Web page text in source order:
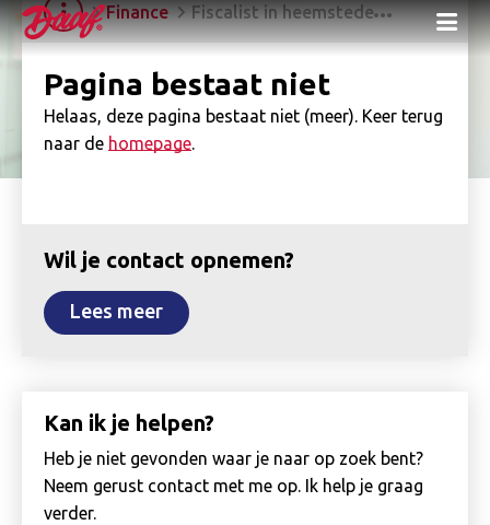
Finance Fiscalist in heemstede
Pagina bestaat niet
Helaas, deze pagina bestaat niet (meer). Keer terug
naar de homepage.
Wil je contact opnemen?
Lees meer
Kan ik je helpen?
Heb je niet gevonden waar je naar op zoek bent?
Neem gerust contact met me op. Ik help je graag
verder.